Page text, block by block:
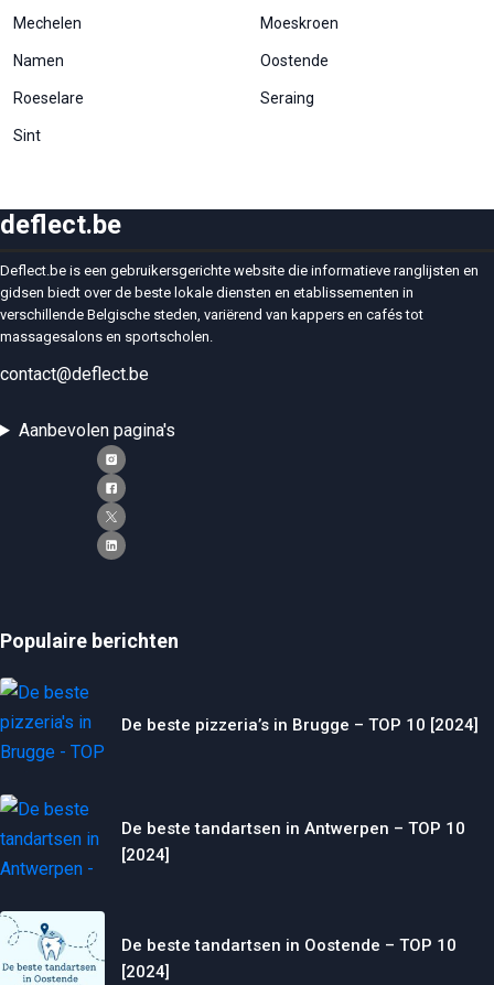
Mechelen Moeskroen
Namen Oostende
Roeselare Seraing
Sint
deflect.be
Deflect.be is een gebruikersgerichte website die informatieve ranglijsten en
gidsen biedt over de beste lokale diensten en etablissementen in
verschillende Belgische steden, variërend van kappers en cafés tot
massagesalons en sportscholen.
contact@deflect.be
Aanbevolen pagina's
Populaire berichten
De beste pizzeria’s in Brugge – TOP 10 [2024]
De beste tandartsen in Antwerpen – TOP 10
[2024]
De beste tandartsen in Oostende – TOP 10
[2024]